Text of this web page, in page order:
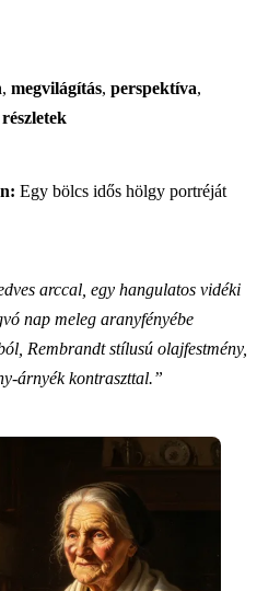
, megvilágítás, perspektíva,
Egy bölcs idős hölgy portréját
arccal, egy hangulatos vidéki
nap meleg aranyfényébe
Rembrandt stílusú olajfestmény,
árnyék kontraszttal.”